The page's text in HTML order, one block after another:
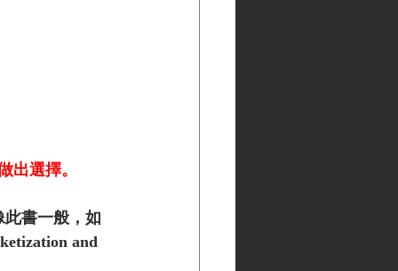
出選擇。
書一般，如
and